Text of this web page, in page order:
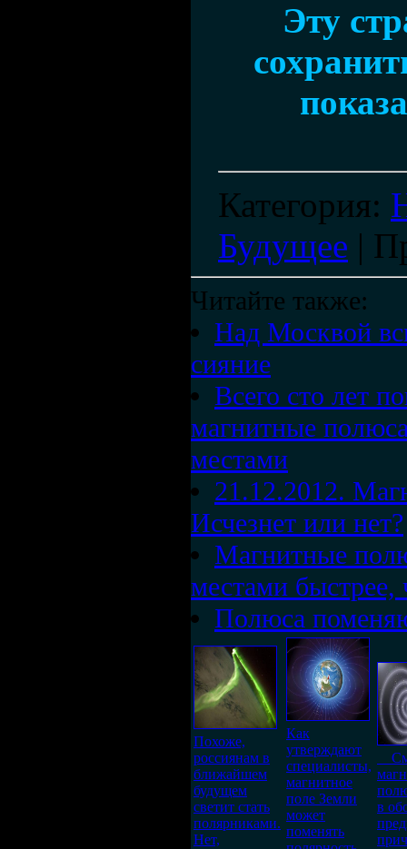
Эту
Категория:
Будущее |
Читайте также:
Над Москвой
сияние
Всего сто лет
магнитные
местами
21.12.2012.
Исчезнет или нет?
Магнитные
местами быстрее,
Полюса
Похоже,
россиянам в
ближайшем
будущем
светит стать
полярниками.
Нет,
Как
утверждают
специалисты,
магнитное
поле Земли
может
поменять
в